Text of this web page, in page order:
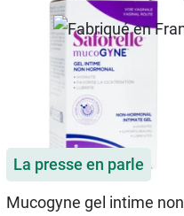
La presse en parle
Mucogyne gel intime non